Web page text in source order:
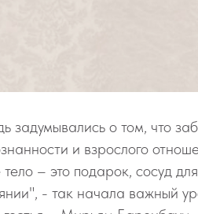
задумывались о том, что
и взрослого
– это подарок, сосуд
- так начала важный